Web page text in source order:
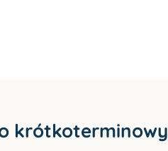
krótkoterminowy